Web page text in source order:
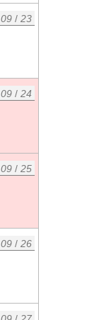
09 / 23
09 / 24
09 / 25
09 / 26